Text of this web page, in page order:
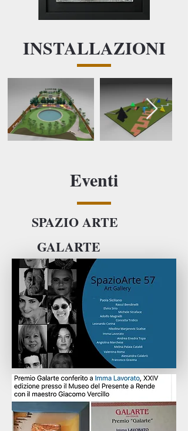
INSTALLAZIONI
Eventi
SPAZIO ARTE
GALARTE